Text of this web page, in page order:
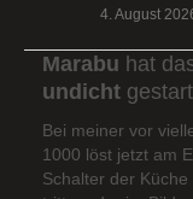
4. August
Marabu hat
undicht
Bei meiner vor
1000 löst jetzt am
Schalter der